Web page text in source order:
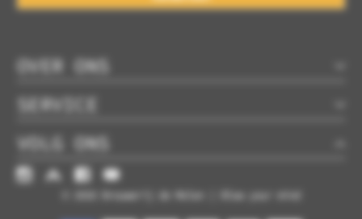
OVER ONS
SERVICE
VOLG ONS
© 2026 Brouwerij de Molen | Blow your mind